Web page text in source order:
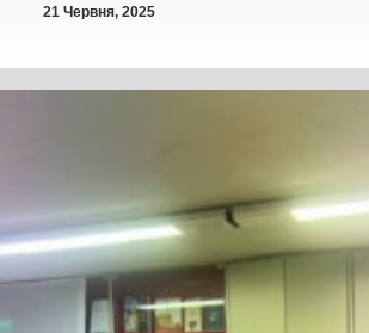
21 Червня, 2025